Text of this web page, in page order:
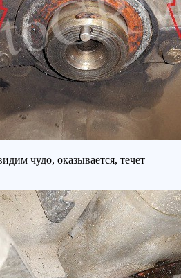
чудо, оказывается, течет